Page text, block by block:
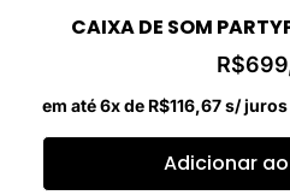
CAIXA DE SOM
R$
em até 6x de R$116,67s/ juros
Adicionar